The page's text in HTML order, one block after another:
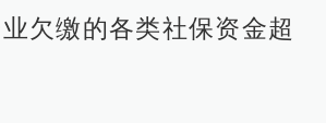
欠缴的各类社保资金超